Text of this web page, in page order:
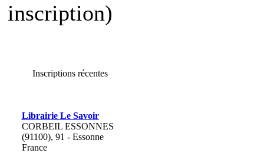
inscription)
Inscriptions récentes
Librairie Le Savoir
CORBEIL ESSONNES
(91100), 91 - Essonne
France